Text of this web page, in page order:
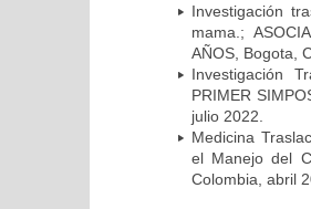
Investigación
mama.;
AÑOS, Bogota,
Investigación
PRIMER
julio 2022.
Medicina
el Manejo del
Colombia, abril